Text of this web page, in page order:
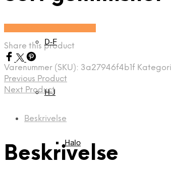
D-F
H-J
Halo
Share this product
Varenummer (SKU): 3a27946f4b1f
Previous Product
Next Product
Beskrivelse
Beskrivelse